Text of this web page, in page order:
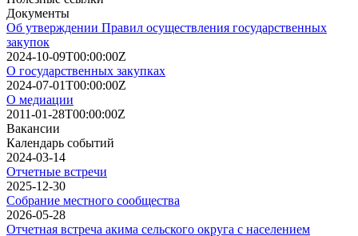
Документы
Об утверждении Правил осуществления государственных
закупок
2024-10-09T00:00:00Z
О государственных закупках
2024-07-01T00:00:00Z
О медиации
2011-01-28T00:00:00Z
Вакансии
Календарь событий
2024-03-14
Отчетные встречи
2025-12-30
Собрание местного сообщества
2026-05-28
Отчетная встреча акима сельского округа с населением